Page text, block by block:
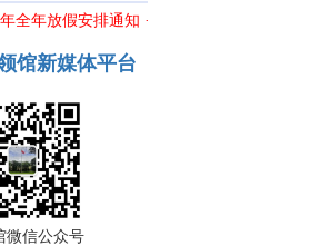
年全年放假安排通知 · 关于春节期间做好机构和
馆新媒体平台
微信公众号